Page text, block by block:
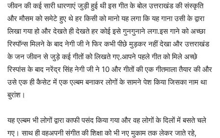
जीवन की कई सारी धारणाएं जुड़ी हुई थी इस गीत के बोल उत्तराखंड की संस्कृति
और मौसम को समेटे हुए थे हर किसी को मानो यह लगा कि यह गाना उसी के द्वारा
लिखा गया हो और देखते ही देखते हर कोई इसे गुनगुनाने लगा.इस गाने को अच्छा
रिस्पॉन्स मिलने के बाद नेगी जी ने फिर कभी पीछे मुड़कर नहीं देखा और उत्तराखंड
के जन जीवन से जुड़े कई गीतों को लिखते गए.आपने पहले गीत को मिले अच्छे
रिस्पांस के बाद नरेंद्र सिंह नेगी जी ने 10 और गीतों की एक गीतमाला तैयार की और
उसे एक ही कैसेट में एक एल्बम बनाकर लोगों के सामने पेश किया जिसका नाम था
बुरांश।
यह एल्बम भी लोगों द्वारा काफी पसंद किया गया और वह लोगों के दिलों में बसते चले
गए। साथ ही वहअपनी संगीत की शिक्षा को भी नए मुकाम तक लेकर जाते रहे,